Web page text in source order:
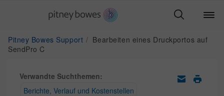
Pitney Bowes Support
Bearbeiten eines Druckportos auf
SendPro C
Verwandte Suchthemen:
Berichte, Verlauf und Kostenstellen